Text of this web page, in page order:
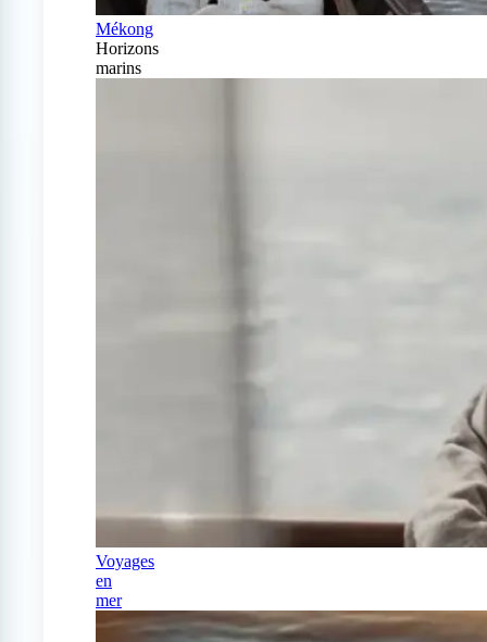
Mékong
Horizons
marins
Voyages
en
mer